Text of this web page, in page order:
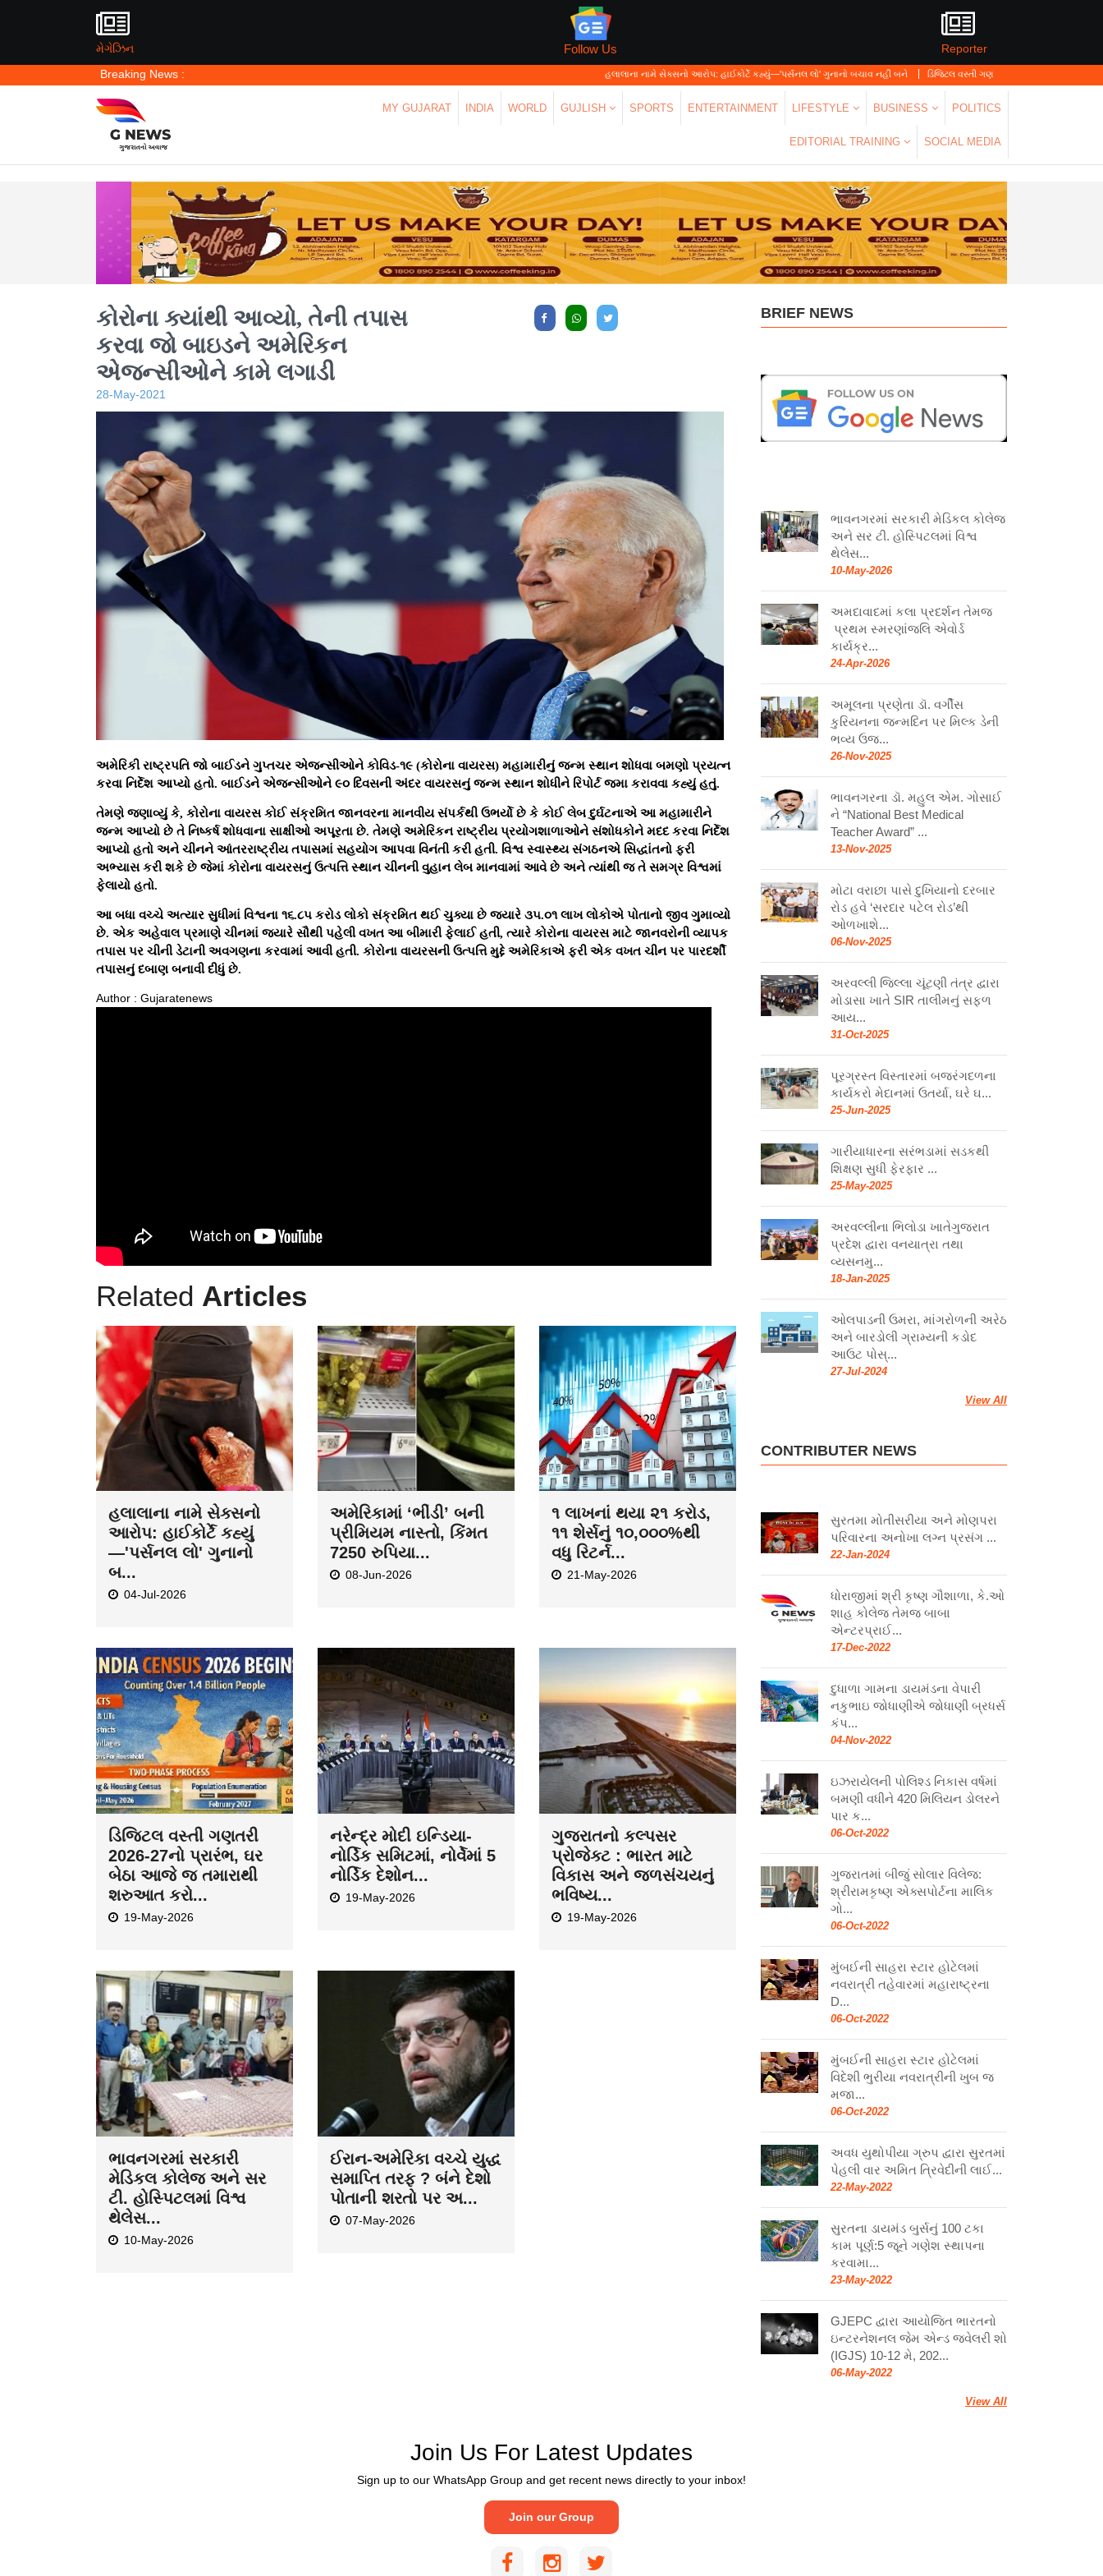
મેગેઝિન Follow Us
Reporter
Breaking News :
હલાલાના નામે સેક્સનો આરોપ: હાઈકોર્ટે કહ્યું—'પર્સનલ લો' ગુનાનો બચાવ નહીં બને ડિજિટલ વસ્તી ગણતરી 2026-27નો પ્રારંભ, ઘર બેઠા આજે જ
MY GUJARAT INDIA WORLD GUJLISH SPORTS ENTERTAINMENT LIFESTYLE BUSINESS POLITICS
EDITORIAL TRAINING SOCIAL MEDIA
કોરોના ક્યાંથી આવ્યો, તેની તપાસ
કરવા જો બાઇડને અમેરિકન
એજન્સીઓને કામે લગાડી
28-May-2021
અમેરિકી રાષ્ટ્રપતિ જો બાઈડને ગુપ્તચર એજન્સીઓને કોવિડ-૧૯ (કોરોના વાયરસ) મહામારીનું જન્મ સ્થાન શોધવા બમણો પ્રયત્ન
કરવા નિર્દેશ આપ્યો હતો. બાઈડને એજન્સીઓને ૯૦ દિવસની અંદર વાયરસનું જન્મ સ્થાન શોધીને રિપોર્ટ જમા કરાવવા કહ્યું હતું.
તેમણે જણાવ્યું કે, કોરોના વાયરસ કોઈ સંક્રમિત જાનવરના માનવીય સંપર્કથી ઉભર્યો છે કે કોઈ લેબ દુર્ઘટનાએ આ મહામારીને
જન્મ આપ્યો છે તે નિષ્કર્ષ શોધવાના સાક્ષીઓ અપૂરતા છે. તેમણે અમેરિકન રાષ્ટ્રીય પ્રયોગશાળાઓને સંશોધકોને મદદ કરવા નિર્દેશ
આપ્યો હતો અને ચીનને આંતરરાષ્ટ્રીય તપાસમાં સહયોગ આપવા વિનંતી કરી હતી. વિશ્વ સ્વાસ્થ્ય સંગઠનએ સિદ્ધાંતનો ફરી
અભ્યાસ કરી શકે છે જેમાં કોરોના વાયરસનું ઉત્પત્તિ સ્થાન ચીનની વુહાન લેબ માનવામાં આવે છે અને ત્યાંથી જ તે સમગ્ર વિશ્વમાં
ફેલાયો હતો.
આ બધા વચ્ચે અત્યાર સુધીમાં વિશ્વના ૧૬.૮૫ કરોડ લોકો સંક્રમિત થઈ ચુક્યા છે જ્યારે ૩૫.૦૧ લાખ લોકોએ પોતાનો જીવ ગુમાવ્યો
છે. એક અહેવાલ પ્રમાણે ચીનમાં જ્યારે સૌથી પહેલી વખત આ બીમારી ફેલાઈ હતી, ત્યારે કોરોના વાયરસ માટે જાનવરોની વ્યાપક
તપાસ પર ચીની ડેટાની અવગણના કરવામાં આવી હતી. કોરોના વાયરસની ઉત્પત્તિ મુદ્દે અમેરિકાએ ફરી એક વખત ચીન પર પારદર્શી
તપાસનું દબાણ બનાવી દીધું છે.
Author : Gujaratenews
Related Articles
હલાલાના નામે સેક્સનો
આરોપ: હાઈકોર્ટે કહ્યું
—'પર્સનલ લો' ગુનાનો
બ...
04-Jul-2026
અમેરિકામાં ‘ભીંડી’ બની
પ્રીમિયમ નાસ્તો, કિંમત
7250 રુપિયા...
08-Jun-2026
૧ લાખનાં થયા ૨૧ કરોડ,
૧૧ શેર્સનું ૧૦,૦૦૦%થી
વધુ રિટર્ન...
21-May-2026
ડિજિટલ વસ્તી ગણતરી
2026-27નો પ્રારંભ, ઘર
બેઠા આજે જ તમારાથી
શરુઆત કરો...
19-May-2026
નરેન્દ્ર મોદી ઇન્ડિયા-
નોર્ડિક સમિટમાં, નોર્વેમાં 5
નોર્ડિક દેશોન...
19-May-2026
ગુજરાતનો કલ્પસર
પ્રોજેક્ટ : ભારત માટે
વિકાસ અને જળસંચયનું
ભવિષ્ય...
19-May-2026
ભાવનગરમાં સરકારી
મેડિકલ કોલેજ અને સર
ટી. હોસ્પિટલમાં વિશ્વ
થેલેસ...
10-May-2026
ઈરાન-અમેરિકા વચ્ચે યુદ્ધ
સમાપ્તિ તરફ ? બંને દેશો
પોતાની શરતો પર અ...
07-May-2026
BRIEF NEWS
ભાવનગરમાં સરકારી મેડિકલ કોલેજ
અને સર ટી. હોસ્પિટલમાં વિશ્વ
થેલેસ...
10-May-2026
અમદાવાદમાં કલા પ્રદર્શન તેમજ
પ્રથમ સ્મરણાંજલિ એવોર્ડ
કાર્યક્ર...
24-Apr-2026
અમૂલના પ્રણેતા ડૉ. વર્ગીસ
કુરિયનના જન્મદિન પર મિલ્ક ડેની
ભવ્ય ઉજ...
26-Nov-2025
ભાવનગરના ડૉ. મહુલ એમ. ગોસાઈ
ને “National Best Medical
Teacher Award” ...
13-Nov-2025
મોટા વરાછા પાસે દુખિયાનો દરબાર
રોડ હવે ‘સરદાર પટેલ રોડ’થી
ઓળખાશે...
06-Nov-2025
અરવલ્લી જિલ્લા ચૂંટણી તંત્ર દ્વારા
મોડાસા ખાતે SIR તાલીમનું સફળ
આય...
31-Oct-2025
પૂરગ્રસ્ત વિસ્તારમાં બજરંગદળના
કાર્યકરો મેદાનમાં ઉતર્યા, ઘરે ઘ...
25-Jun-2025
ગારીયાધારના સરંભડામાં સડકથી
શિક્ષણ સુધી ફેરફાર ...
25-May-2025
અરવલ્લીના ભિલોડા ખાતેગુજરાત
પ્રદેશ દ્વારા વનયાત્રા તથા
વ્યસનમુ...
18-Jan-2025
ઓલપાડની ઉમરા, માંગરોળની અરેઠ
અને બારડોલી ગ્રામ્યની કડોદ
આઉટ પોસ્...
27-Jul-2024
View All
CONTRIBUTER NEWS
સુરતમા મોતીસરીયા અને મોણપરા
પરિવારના અનોખા લગ્ન પ્રસંગ ...
22-Jan-2024
ધોરાજીમાં શ્રી કૃષ્ણ ગૌશાળા, કે.ઓ
શાહ કોલેજ તેમજ બાબા
એન્ટરપ્રાઈ...
17-Dec-2022
દુધાળા ગામના ડાયમંડના વેપારી
નકુભાઇ જોધાણીએ જોધાણી બ્રધર્સ
કંપ...
04-Nov-2022
ઇઝરાયેલની પોલિશ્ડ નિકાસ વર્ષમાં
બમણી વધીને 420 મિલિયન ડોલરને
પાર ક...
06-Oct-2022
ગુજરાતમાં બીજું સોલાર વિલેજ:
શ્રીરામકૃષ્ણ એક્સપોર્ટના માલિક
ગો...
06-Oct-2022
મુંબઈની સાહરા સ્ટાર હોટેલમાં
નવરાત્રી તહેવારમાં મહારાષ્ટ્રના
D...
06-Oct-2022
મુંબઈની સાહરા સ્ટાર હોટેલમાં
વિદેશી ભુરીયા નવરાત્રીની ખુબ જ
મજા...
06-Oct-2022
અવધ યુથોપીયા ગ્રુપ દ્વારા સુરતમાં
પેહલી વાર અમિત ત્રિવેદીની લાઈ...
22-May-2022
સુરતના ડાયમંડ બુર્સનું 100 ટકા
કામ પૂર્ણ:5 જૂને ગણેશ સ્થાપના
કરવામા...
23-May-2022
GJEPC દ્વારા આયોજિત ભારતનો
ઇન્ટરનેશનલ જેમ એન્ડ જ્વેલરી શો
(IGJS) 10-12 મે, 202...
06-May-2022
View All
Join Us For Latest Updates
Sign up to our WhatsApp Group and get recent news directly to your inbox!
Join our Group